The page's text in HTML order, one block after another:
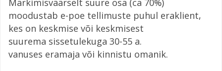
Märkimisväärselt suure osa (ca 70%)
moodustab e-poe tellimuste puhul eraklient,
kes on keskmise või keskmisest
suurema sissetulekuga 30-55 a.
vanuses eramaja või kinnistu omanik. ​